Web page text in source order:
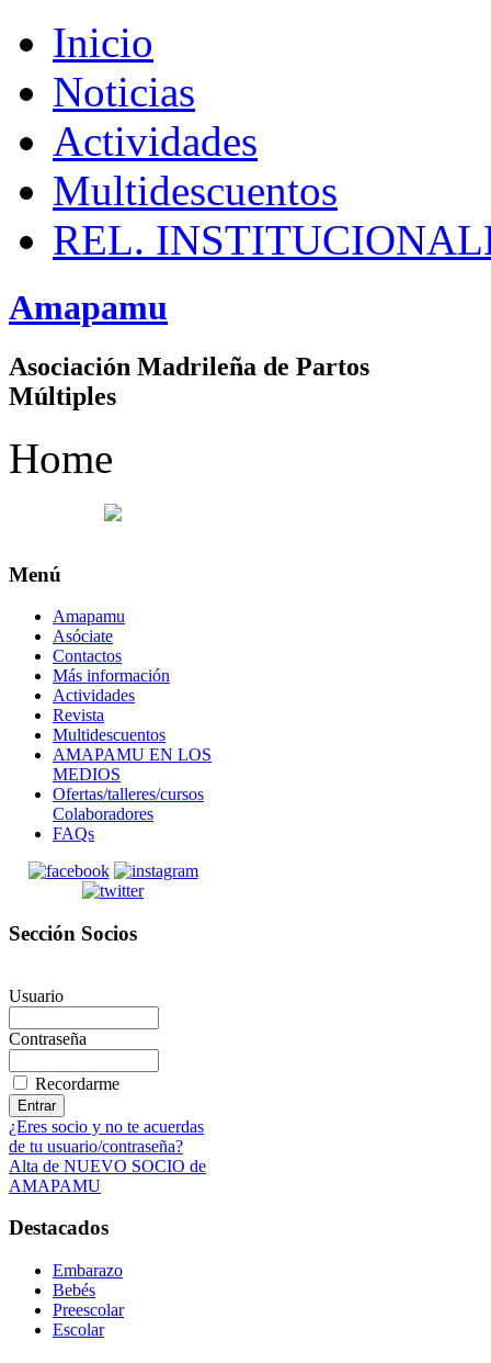
Inicio
Noticias
Actividades
Multidescuentos
REL.
Amapamu
Asociación Madrileña de Partos
Múltiples
Home
Menú
Amapamu
Asóciate
Contactos
Más información
Actividades
Revista
Multidescuentos
AMAPAMU EN LOS
MEDIOS
Ofertas/talleres/cursos
Colaboradores
FAQs
Sección Socios
Usuario
Contraseña
Recordarme
¿Eres socio y no te acuerdas
de tu usuario/contraseña?
Alta de NUEVO SOCIO de
AMAPAMU
Destacados
Embarazo
Bebés
Preescolar
Escolar